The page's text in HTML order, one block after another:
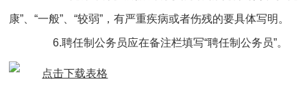
康”、“一般”、“较弱”，有严重疾病或者伤残的要具体写明。
6.聘任制公务员应在备注栏填写“聘任制公务员”。